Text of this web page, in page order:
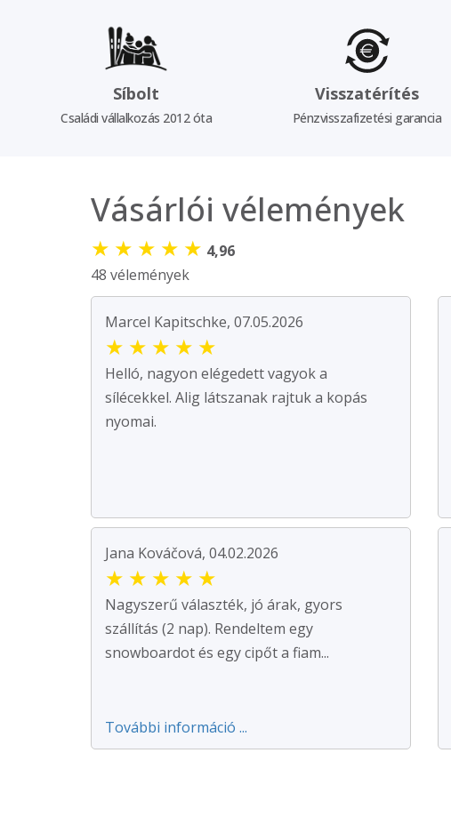
Síbolt
Családi vállalkozás 2012 óta
Visszatérítés
Pénzvisszafizetési garancia
Vásárlói vélemények
★ ★ ★ ★ ★ 4,96
48 vélemények
Marcel Kapitschke, 07.05.2026
★ ★ ★ ★ ★
Helló, nagyon elégedett vagyok a
sílécekkel. Alig látszanak rajtuk a kopás
nyomai.
Jana Kováčová, 04.02.2026
★ ★ ★ ★ ★
Nagyszerű választék, jó árak, gyors
szállítás (2 nap). Rendeltem egy
snowboardot és egy cipőt a fiam...
További információ ...